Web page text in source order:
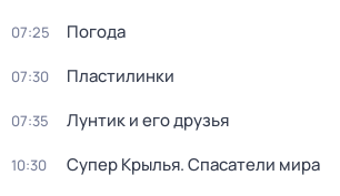
07:25 Погода
07:30 Пластилинки
07:35 Лунтик и его друзья
10:30 Супер Крылья. Спасатели мира